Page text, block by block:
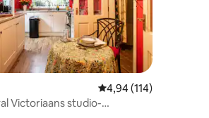
4,93 op 5, 197 recensies
Gemiddelde
4,94 (114)
Victoriaans studio-